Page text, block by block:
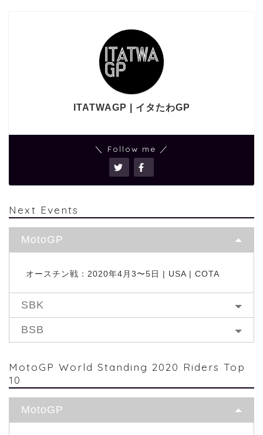
ITATWAGP | イタたわGP
＼ Follow me ／
Next Events
MotoGP
オースチン戦：2020年4月3〜5日 | USA | COTA
SBK
BSB
MotoGP World Standing 2020 Riders Top
10
MotoGP